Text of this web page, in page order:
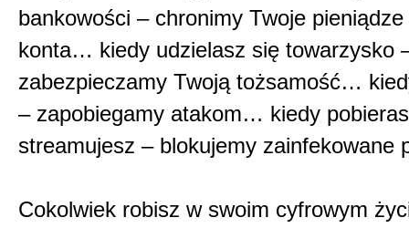
bankowości – chronimy Twoje
konta… kiedy udzielasz się towarzysko
zabezpieczamy Twoją tożsamość…
– zapobiegamy atakom… kiedy
streamujesz – blokujemy zainfekowane
Cokolwiek robisz w swoim cyfrowym